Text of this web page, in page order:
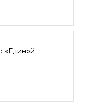
«Единой